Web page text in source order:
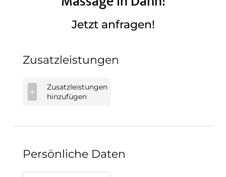
Jetzt anfragen!
Zusatzleistungen
Zusatzleistungen
hinzufügen
Persönliche Daten